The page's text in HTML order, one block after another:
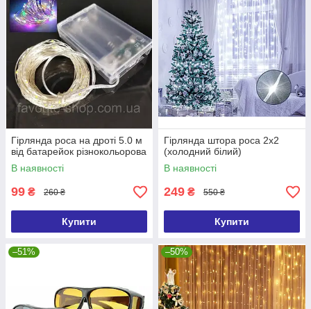
Гірлянда роса на дроті 5.0 м
від батарейок різнокольорова
В наявності
99 ₴ 260 ₴
Купити
Гірлянда штора роса 2х2
(холодний білий)
В наявності
249 ₴ 550 ₴
Купити
–51% –50%